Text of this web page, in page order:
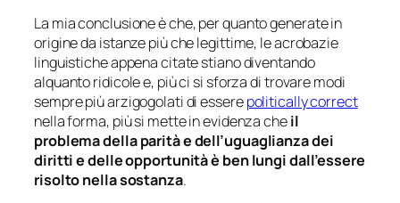
La mia conclusione è che, per quanto generate in
origine da istanze più che legittime, le acrobazie
linguistiche appena citate stiano diventando
alquanto ridicole e, più ci si sforza di trovare modi
sempre più arzigogolati di esserepolitically correct
nella forma, più si mette in evidenza cheil
problema della parità e dell’uguaglianza dei
diritti e delle opportunità è ben lungi dall’essere
risolto nella sostanza.